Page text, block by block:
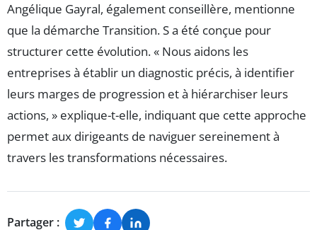
Angélique Gayral, également conseillère, mentionne
que la démarche Transition. S a été conçue pour
structurer cette évolution. « Nous aidons les
entreprises à établir un diagnostic précis, à identifier
leurs marges de progression et à hiérarchiser leurs
actions, » explique-t-elle, indiquant que cette approche
permet aux dirigeants de naviguer sereinement à
travers les transformations nécessaires.
Partager :